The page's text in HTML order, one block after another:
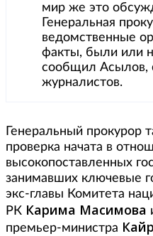
мир же это
Генеральная
ведомственные
факты, были или
сообщил Асылов,
журналистов.
Генеральный прокурор
проверка начата в
высокопоставленных
занимавших ключевые
экс-главы Комитета
РК Карима Масимова
премьер-министра